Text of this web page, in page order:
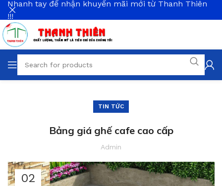
TIN TỨC
Bảng giá ghế cafe cao cấp
Admin
02
Nhanh tay để nhận khuyến mãi mới từ Thanh Thiên
!!!